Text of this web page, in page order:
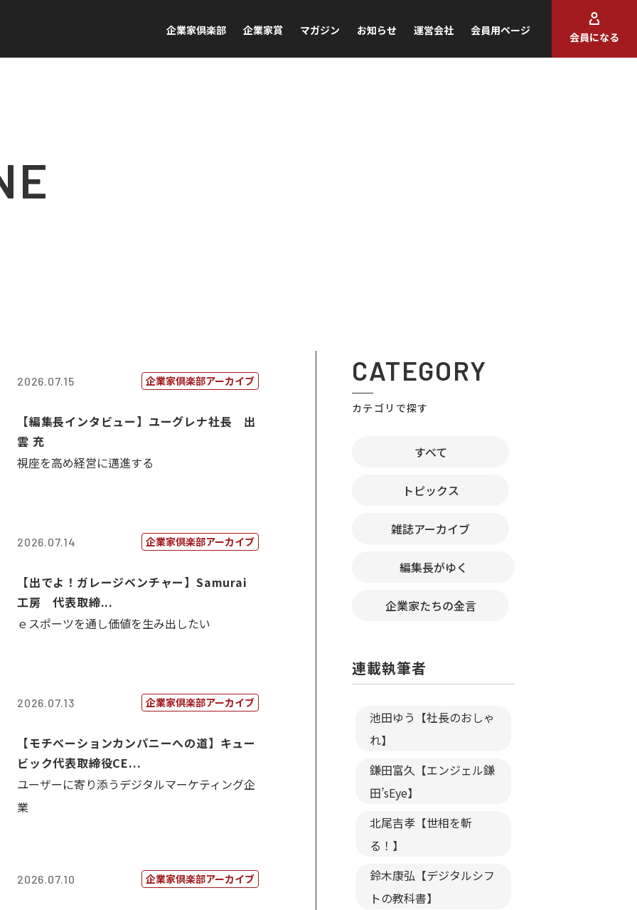
企業家倶楽部 企業家賞 マガジン お知らせ 運営会社 会員用ページ
会員になる
2026.07.15 企業家倶楽部アーカイブ
【編集長インタビュー】ユーグレナ社長 出
雲 充
視座を高め経営に邁進する
2026.07.14 企業家倶楽部アーカイブ
【出でよ！ガレージベンチャー】Samurai
工房 代表取締...
ｅスポーツを通し価値を生み出したい
2026.07.13 企業家倶楽部アーカイブ
【モチベーションカンパニーへの道】キュー
ビック代表取締役CE...
ユーザーに寄り添うデジタルマーケティング企
業
2026.07.10 企業家倶楽部アーカイブ
CATEGORY
カテゴリで探す
すべて
トピックス
雑誌アーカイブ
編集長がゆく
企業家たちの金言
連載執筆者
池田ゆう【社長のおしゃ
れ】
鎌田富久【エンジェル鎌
田’sEye】
北尾吉孝【世相を斬
る！】
鈴木康弘【デジタルシフ
トの教科書】